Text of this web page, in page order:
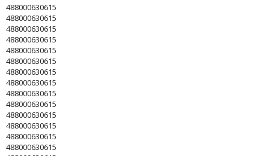
488000630615
488000630615
488000630615
488000630615
488000630615
488000630615
488000630615
488000630615
488000630615
488000630615
488000630615
488000630615
488000630615
488000630615